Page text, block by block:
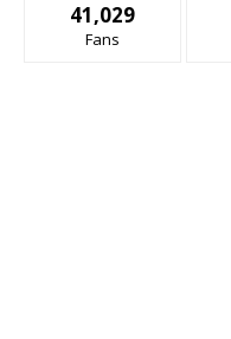
41,029
Fans